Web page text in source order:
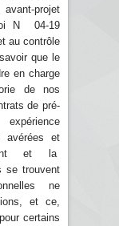
avant-projet
N 04-19
au contrôle
que le
en charge
de nos
de pré-
avérées et
et la
se trouvent
ne
et ce,
certains